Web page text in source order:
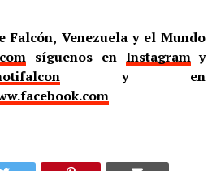
Falcón, Venezuela y el Mundo
síguenos en Instagramy
y en